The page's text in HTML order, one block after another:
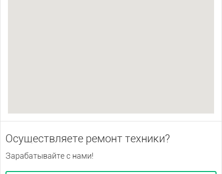
Осуществляете ремонт техники?
Зарабатывайте с нами!